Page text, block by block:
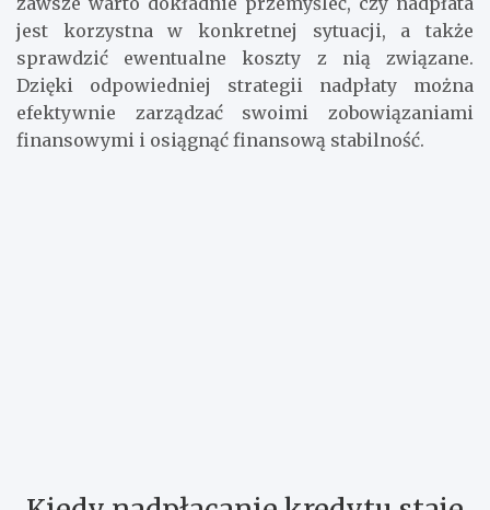
zawsze warto dokładnie przemyśleć, czy nadpłata
jest korzystna w konkretnej sytuacji, a także
sprawdzić ewentualne koszty z nią związane.
Dzięki odpowiedniej strategii nadpłaty można
efektywnie zarządzać swoimi zobowiązaniami
finansowymi i osiągnąć finansową stabilność.